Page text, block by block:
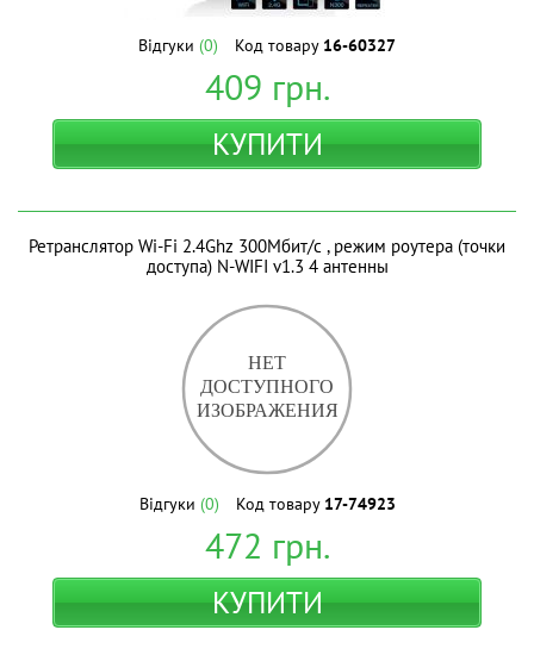
Відгуки (0) Код товару 16-60327
409 грн.
КУПИТИ
Ретранслятор Wi-Fi 2.4Ghz 300Мбит/с , режим роутера (точки
доступа) N-WIFI v1.3 4 антенны
Відгуки (0) Код товару 17-74923
472 грн.
КУПИТИ